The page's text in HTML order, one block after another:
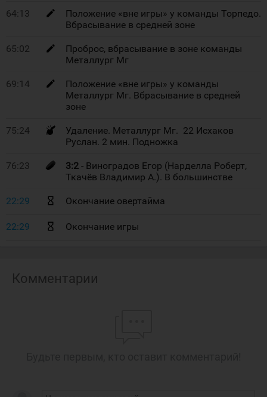
64:13
Положение «вне игры» у команды Торпедо.
Вбрасывание в средней зоне
65:02
Проброс, вбрасывание в зоне команды
Металлург Мг
69:14
Положение «вне игры» у команды
Металлург Мг. Вбрасывание в средней
зоне
75:24
Удаление. Металлург Мг. 22 Исхаков
Руслан. 2 мин. Подножка
76:23 3:2 - Виноградов Егор (Нарделла Роберт,
Ткачёв Владимир А.). В большинстве
22:29 Окончание овертайма
22:29 Окончание игры
Комментарии